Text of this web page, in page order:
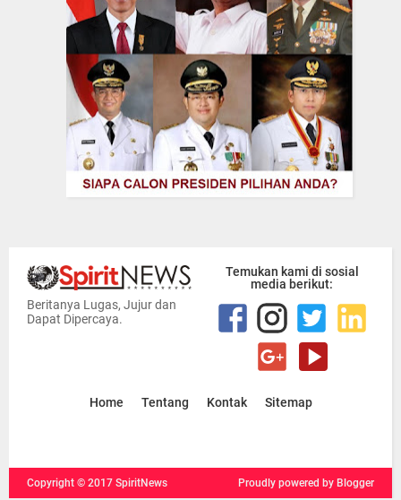
Beritanya Lugas, Jujur dan
Dapat Dipercaya.
Temukan kami di sosial
media berikut:
Home Tentang Kontak Sitemap
Copyright © 2017 SpiritNews Proudly powered by Blogger